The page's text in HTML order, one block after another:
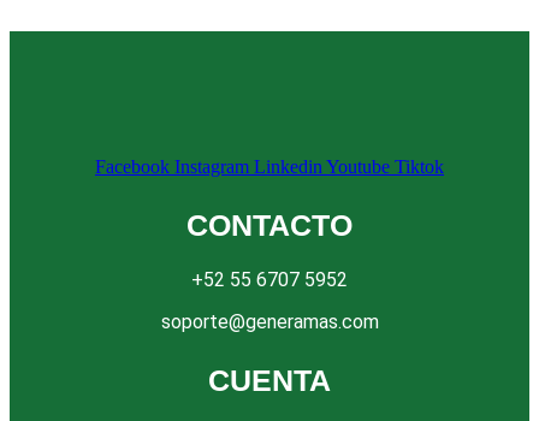
Facebook Instagram LinkedinYoutube Tiktok
CONTACTO
+52 55 6707 5952
soporte@generamas.com
CUENTA